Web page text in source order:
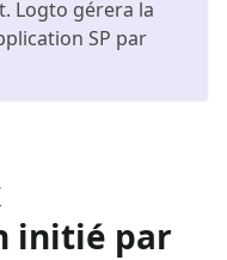
Logto gérera la
SP par
initié par